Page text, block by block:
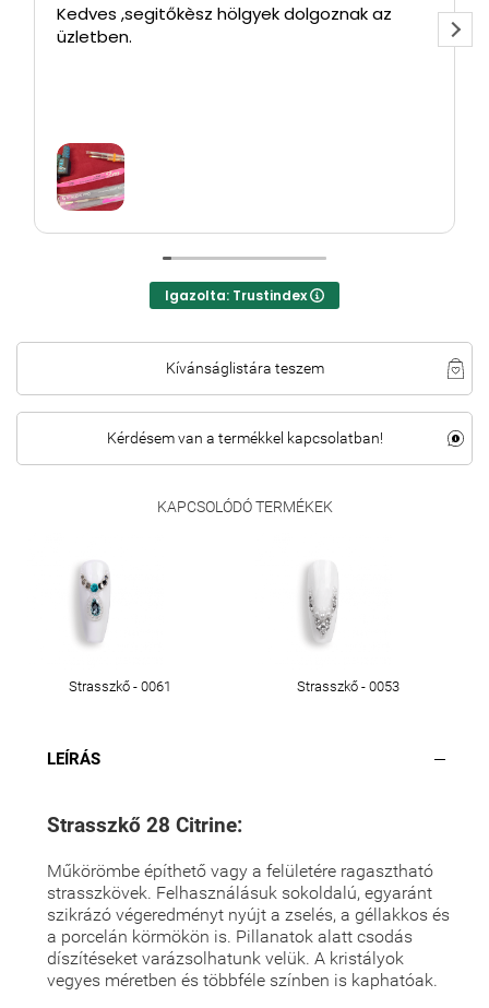
Kedves ,segitőkèsz hölgyek dolgoznak az
üzletben.
Igazolta: Trustindex
Kívánságlistára teszem
Kérdésem van a termékkel kapcsolatban!
KAPCSOLÓDÓ TERMÉKEK
Strasszkő - 0061 Strasszkő - 0053
LEÍRÁS
Strasszkő 28 Citrine:
Műkörömbe építhető vagy a felületére ragasztható
strasszkövek. Felhasználásuk sokoldalú, egyaránt
szikrázó végeredményt nyújt a zselés, a géllakkos és
a porcelán körmökön is. Pillanatok alatt csodás
díszítéseket varázsolhatunk velük. A kristályok
vegyes méretben és többféle színben is kaphatóak.